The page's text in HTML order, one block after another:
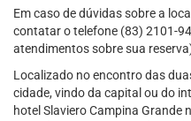
Em caso de dúvidas sobre a
contatar o telefone (83) 2101-
atendimentos sobre sua
Localizado no encontro das
cidade, vindo da capital ou do
hotel Slaviero Campina Grande